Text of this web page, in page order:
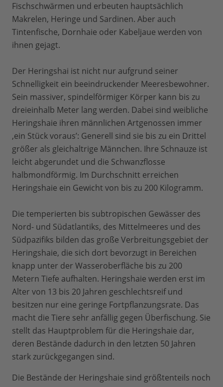
Fischschwärmen und erbeuten hauptsächlich
Makrelen, Heringe und Sardinen. Aber auch
Tintenfische, Dornhaie oder Kabeljaue werden von
ihnen gejagt.
Der Heringshai ist nicht nur aufgrund seiner
Schnelligkeit ein beeindruckender Meeresbewohner.
Sein massiver, spindelförmiger Körper kann bis zu
dreieinhalb Meter lang werden. Dabei sind weibliche
Heringshaie ihren männlichen Artgenossen immer
‚ein Stück voraus’: Generell sind sie bis zu ein Drittel
größer als gleichaltrige Männchen. Ihre Schnauze ist
leicht abgerundet und die Schwanzflosse
halbmondförmig. Im Durchschnitt erreichen
Heringshaie ein Gewicht von bis zu 200 Kilogramm.
Die temperierten bis subtropischen Gewässer des
Nord- und Südatlantiks, des Mittelmeeres und des
Südpazifiks bilden das große Verbreitungsgebiet der
Heringshaie, die sich dort bevorzugt in Bereichen
knapp unter der Wasseroberfläche bis zu 200
Metern Tiefe aufhalten. Heringshaie werden erst im
Alter von 13 bis 20 Jahren geschlechtsreif und
besitzen nur eine geringe Fortpflanzungsrate. Das
macht die Tiere sehr anfällig gegen Überfischung. Sie
stellt das Hauptproblem für die Heringshaie dar,
deren Bestände dadurch in den letzten 50 Jahren
stark zurückgegangen sind.
Die Bestände der Heringshaie sind größtenteils noch